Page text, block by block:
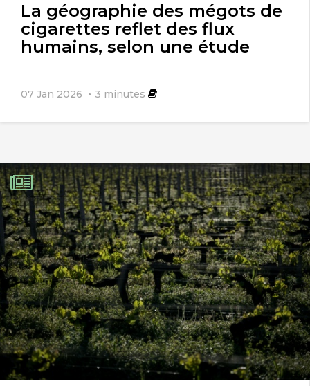
La géographie des mégots de
cigarettes reflet des flux
humains, selon une étude
07 Jan 2026 3 minutes